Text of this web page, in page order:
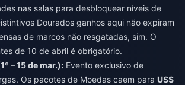
nas salas para desbloquear níveis de
Dourados ganhos aqui não expiram
de marcos não resgatadas, sim. O
de 10 de abril é obrigatório.
– 15 de mar.): Evento exclusivo de
Os pacotes de Moedas caem para US$